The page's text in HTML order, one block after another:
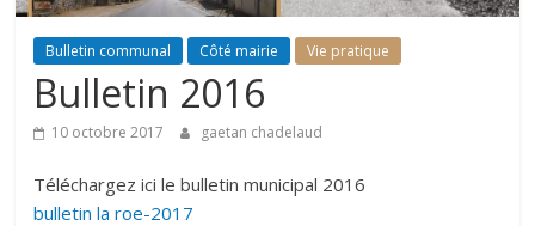
Bulletin communal Côté mairie Vie pratique
Bulletin 2016
10 octobre 2017 gaetan chadelaud
Téléchargez ici le bulletin municipal 2016
bulletin la roe-2017